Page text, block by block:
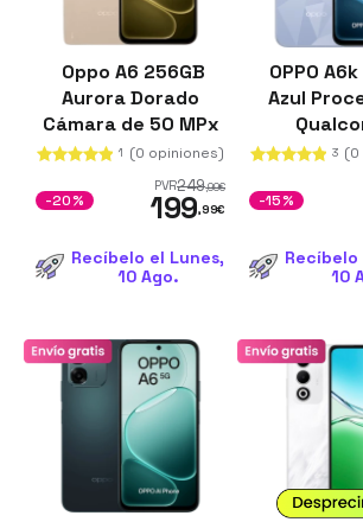
Oppo A6 256GB
Aurora Dorado
Cámara de 50 MPx
6GB de RAM
Snapdragon 685
1 (0 opiniones)
PVR249,99€
199,99€
-20%
Recíbelo el Lunes,
10 Ago.
OPPO
Azul
4GB de
Cámaras
3 (0
-15%
Recíbelo
10